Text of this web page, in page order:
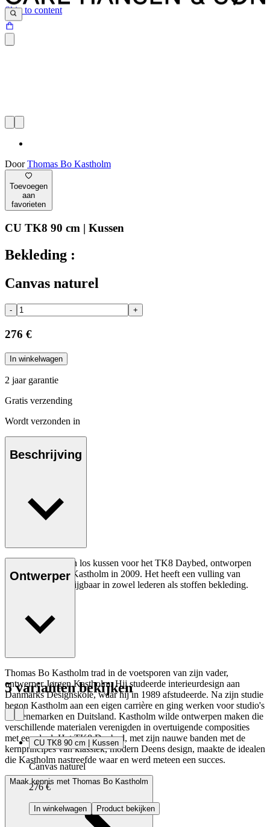
Skip to content
DoorThomas Bo Kastholm
Toevoegen
aan
favorieten
CU TK8 90 cm | Kussen
Bekleding :
Canvas naturel
- +
276 €
In winkelwagen
2 jaar garantie
Gratis verzending
Wordt verzonden in
Beschrijving
De CU TK8 is een los kussen voor het TK8 Daybed, ontworpen
door Thomas Bo Kastholm in 2009. Het heeft een vulling van
schuim en is verkrijgbaar in zowel lederen als stoffen bekleding.
Ontwerper
Thomas Bo Kastholm trad in de voetsporen van zijn vader,
ontwerper Jørgen Kastholm. Hij studeerde interieurdesign aan
Danmarks Designskole, waar hij in 1989 afstudeerde. Na zijn studie
begon Kastholm aan een eigen carrière en ging werken voor studio's
in Denemarken en Duitsland. Kastholm wilde ontwerpen maken die
verschillende materialen verenigden in overtuigende composities
met een doel. Het TK8 Daybed, met zijn nauwe banden met de
kernprincipes van klassiek, modern Deens design, maakte de idealen
die Kastholm nastreefde waar en werd meteen een succes.
Maak kennis met Thomas Bo Kastholm
5 varianten bekijken
CU TK8 90 cm | Kussen
Canvas naturel
276 €
In winkelwagen Product bekijken